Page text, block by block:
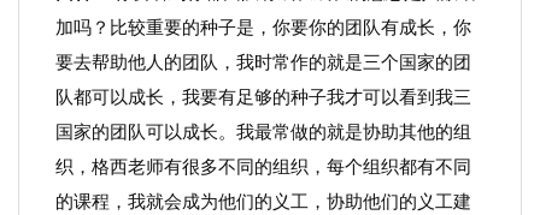
加吗？比较重要的种子是，你要你的团队有成长，你
要去帮助他人的团队，我时常作的就是三个国家的团
队都可以成长，我要有足够的种子我才可以看到我三
国家的团队可以成长。我最常做的就是协助其他的组
织，格西老师有很多不同的组织，每个组织都有不同
的课程，我就会成为他们的义工，协助他们的义工建